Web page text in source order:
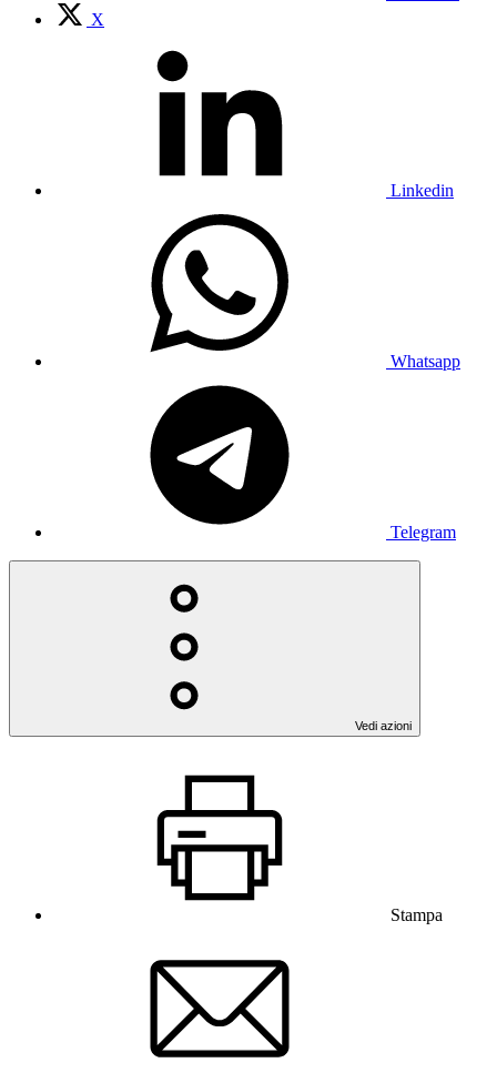
X
Linkedin
Whatsapp
Telegram
Vedi azioni
Stampa